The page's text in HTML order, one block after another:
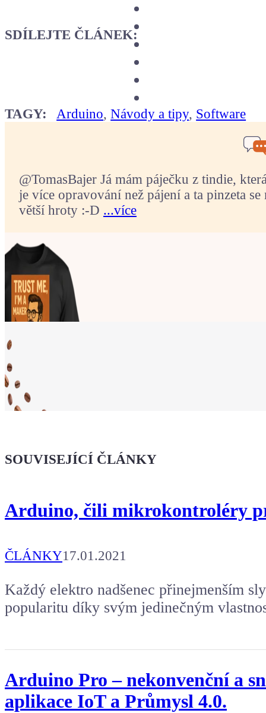
SDÍLEJTE ČLÁNEK:
TAGY: Arduino,Návody a tipy, Software
@TomasBajer Já mám páječku z tindie,
je více opravování než pájení a ta pinzeta
větší hroty :-D ...více
že jsi Maker!
Kafe pro Chiptrona
Aby mohl napsat další článek.
SOUVISEJÍCÍ ČLÁNKY
Arduino, čili mikrokontroléry
ČLÁNKY17.01.2021
Každý elektro nadšenec přinejmenším
popularitu díky svým jedinečným
Arduino Pro – nekonvenční a
aplikace IoT a Průmysl 4.0.